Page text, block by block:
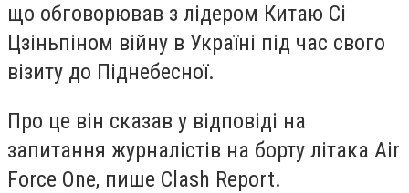
що обговорював з лідером Китаю Сі
Цзіньпіном війну в Україні під час свого
візиту до Піднебесної.
Про це він сказав у відповіді на
запитання журналістів на борту літака Air
Force One, пише Clash Report.